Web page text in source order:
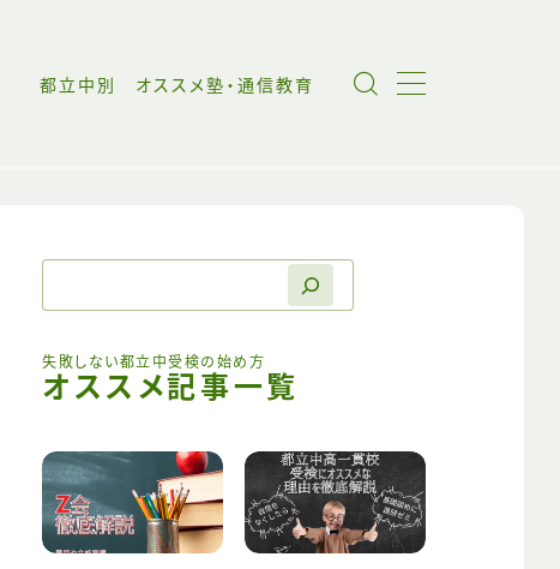
都立中別 オススメ塾・通信教育
失敗しない都立中受検の始め方
オススメ記事一覧